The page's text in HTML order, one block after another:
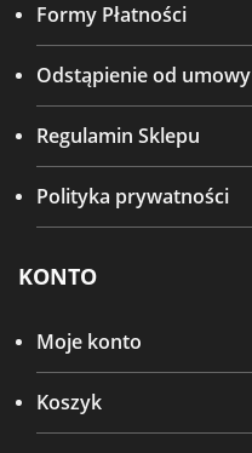
Formy Płatności
Odstąpienie od umowy
Regulamin Sklepu
Polityka prywatności
KONTO
Moje konto
Koszyk